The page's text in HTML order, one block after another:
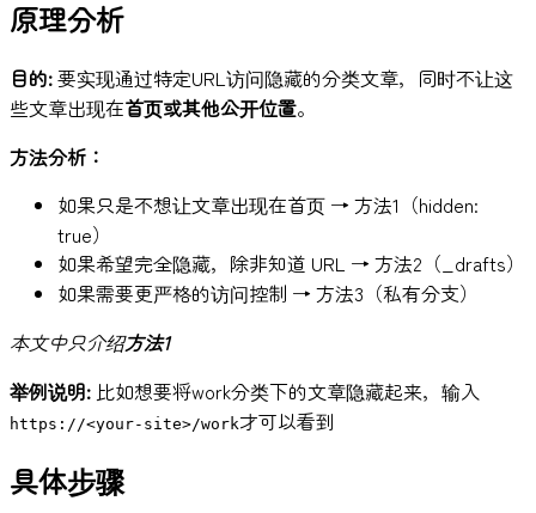
原理分析
目的:要实现通过特定URL访问隐藏的分类文章，同时不让这
些文章出现在首页或其他公开位置。
方法分析：
如果只是不想让文章出现在首页 → 方法1（hidden:
true）
如果希望完全隐藏，除非知道 URL → 方法2（_drafts）
如果需要更严格的访问控制 → 方法3（私有分支）
本文中只介绍方法1
举例说明:比如想要将work分类下的文章隐藏起来，输入
https://<your-site>/work才可以看到
具体步骤